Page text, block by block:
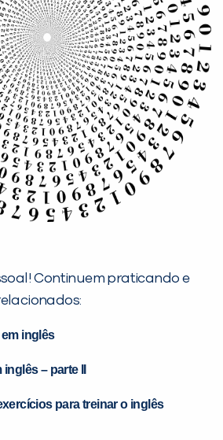
Continuem praticando e
inglês
– parte II
para treinar o inglês